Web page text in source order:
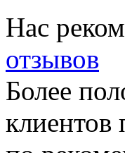
Нас
отзывов
Более
клиентов